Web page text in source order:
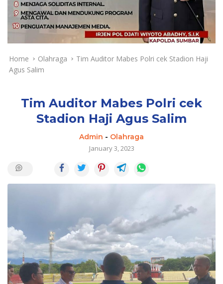
y
a
a
n
T
k
Home Olahraga
Tim Auditor Mabes Polri cek Stadion Haji
Agus Salim
Tim Auditor Mabes Polri cek
Stadion Haji Agus Salim
Admin - Olahraga
January 3, 2023